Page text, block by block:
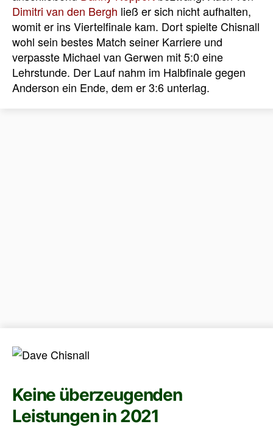
Dimitri van den Bergh ließ er sich nicht aufhalten,
womit er ins Viertelfinale kam. Dort spielte Chisnall
wohl sein bestes Match seiner Karriere und
verpasste Michael van Gerwen mit 5:0 eine
Lehrstunde. Der Lauf nahm im Halbfinale gegen
Anderson ein Ende, dem er 3:6 unterlag.
Keine überzeugenden
Leistungen in 2021